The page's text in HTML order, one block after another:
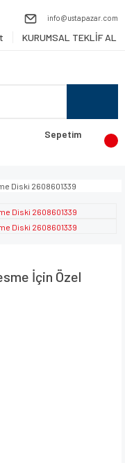
info@ustapazar.com
KURUMSAL TEKLİF AL
Sepetim
İçin Özel